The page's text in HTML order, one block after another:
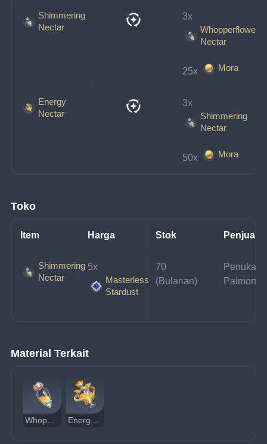
Shimmering
Nectar
3x
Whopperflower
Nectar
25x Mora
Energy
Nectar
3x
Shimmering
Nectar
50x Mora
Toko
Item Harga Stok Penjual
Shimmering
Nectar
5x
Masterless
Stardust
70
(Bulanan)
Paimon
Material Terkait
Whopperflower Nectar